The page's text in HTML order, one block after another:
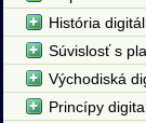
História
Súvislosť s
Východiská
Princípy